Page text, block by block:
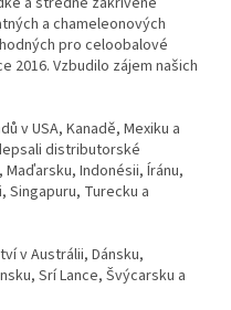
a chameleonových
pro celoobalové
2016. Vzbudilo zájem našich
v USA, Kanadě, Mexiku a
distributorské
Indonésii, Íránu,
Singapuru, Turecku a
v Austrálii, Dánsku,
Srí Lance, Švýcarsku a